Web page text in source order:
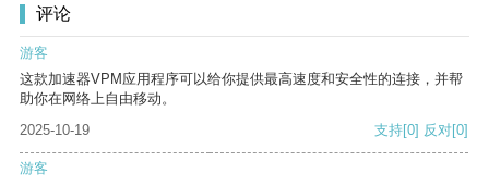
评论
游客
这款加速器VPM应用程序可以给你提供最高速度和安全性的连接，并帮
助你在网络上自由移动。
2025-10-19
支持[0] 反对[0]
游客